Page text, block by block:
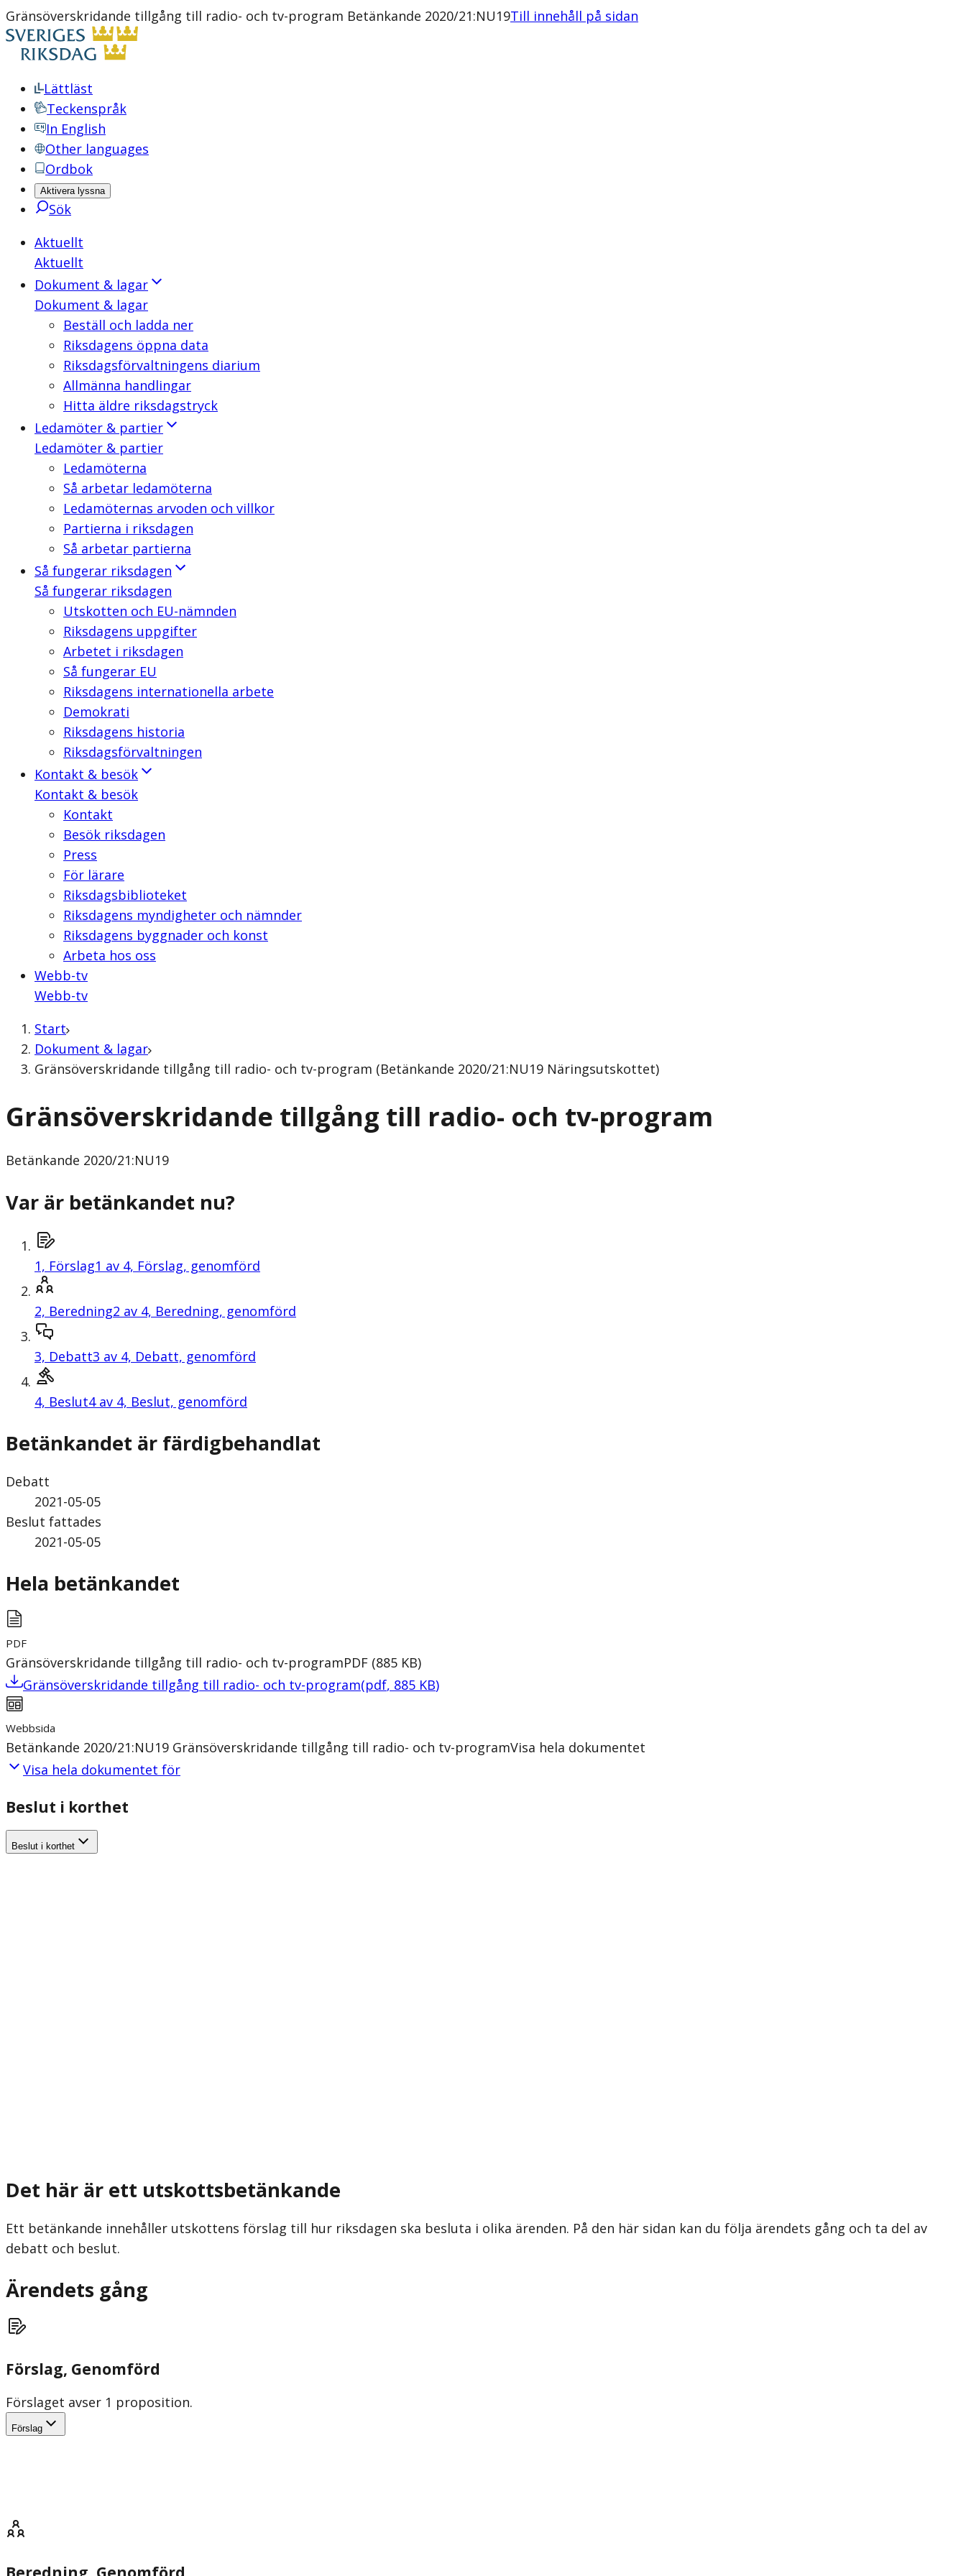
Gränsöverskridande tillgång till radio- och tv-program Betänkande 2020/21:NU19Till innehåll på sidan
Lättläst
Teckenspråk
In English
Other languages
Ordbok
Aktivera lyssna
Sök
Aktuellt
Aktuellt
Dokument & lagar
Dokument & lagar
Beställ och ladda ner
Riksdagens öppna data
Riksdagsförvaltningens diarium
Allmänna handlingar
Hitta äldre riksdagstryck
Ledamöter & partier
Ledamöter & partier
Ledamöterna
Så arbetar ledamöterna
Ledamöternas arvoden och villkor
Partierna i riksdagen
Så arbetar partierna
Så fungerar riksdagen
Så fungerar riksdagen
Utskotten och EU-nämnden
Riksdagens uppgifter
Arbetet i riksdagen
Så fungerar EU
Riksdagens internationella arbete
Demokrati
Riksdagens historia
Riksdagsförvaltningen
Kontakt & besök
Kontakt & besök
Kontakt
Besök riksdagen
Press
För lärare
Riksdagsbiblioteket
Riksdagens myndigheter och nämnder
Riksdagens byggnader och konst
Arbeta hos oss
Webb-tv
Webb-tv
Start
Dokument & lagar
Gränsöverskridande tillgång till radio- och tv-program (Betänkande 2020/21:NU19 Näringsutskottet)
Gränsöverskridande tillgång till radio- och tv-program
Betänkande 2020/21:NU19
Var är betänkandet nu?
1, Förslag1 av 4, Förslag, genomförd
2, Beredning2 av 4, Beredning, genomförd
3, Debatt3 av 4, Debatt, genomförd
4, Beslut4 av 4, Beslut, genomförd
Betänkandet är färdigbehandlat
Debatt
2021-05-05
Beslut fattades
2021-05-05
Hela betänkandet
PDF
Gränsöverskridande tillgång till radio- och tv-programPDF (885 KB)
Gränsöverskridande tillgång till radio- och tv-program(pdf, 885 KB)
Webbsida
Betänkande 2020/21:NU19 Gränsöverskridande tillgång till radio- och tv-programVisa hela dokumentet
Visa hela dokumentet för
Beslut i korthet
Beslut i korthet
Det här är ett utskottsbetänkande
Ett betänkande innehåller utskottens förslag till hur riksdagen ska besluta i olika ärenden. På den här sidan kan du följa ärendets gång och ta del av
debatt och beslut.
Ärendets gång
Förslag, Genomförd
Förslaget avser 1 proposition.
Förslag